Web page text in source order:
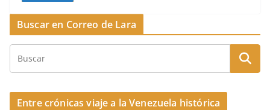
k
e
b
o
k
a
d
p
ar
Buscar en Correo de Lara
Entre crónicas viaje a la Venezuela histórica